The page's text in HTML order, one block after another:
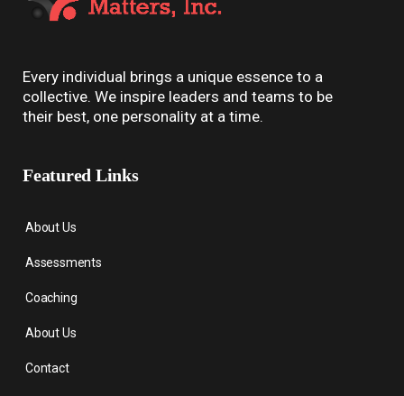
Every individual brings a unique essence to a
collective. We inspire leaders and teams to be
their best, one personality at a time.
Featured Links
About Us
Assessments
Coaching
About Us
Contact